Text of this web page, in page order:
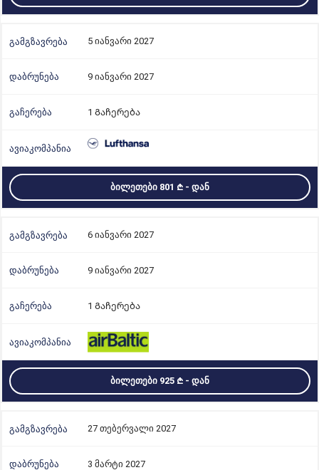
5 იანვარი 2027
9 იანვარი 2027
1 Გაჩერება
ᲑᲘᲚᲔᲗᲔᲑᲘ 801 - ᲓᲐᲜ
6 იანვარი 2027
9 იანვარი 2027
1 Გაჩერება
ᲑᲘᲚᲔᲗᲔᲑᲘ 925 - ᲓᲐᲜ
27 თებერვალი 2027
3 მარტი 2027